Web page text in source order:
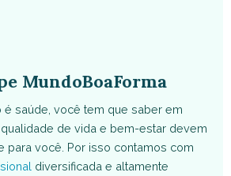
MundoBoaForma
é saúde, você tem que saber em
qualidade de vida e bem-estar devem
para você. Por isso contamos com
diversificada e altamente